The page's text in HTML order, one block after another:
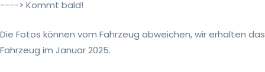
----> Kommt bald!
Die Fotos können vom Fahrzeug abweichen, wir erhalten das
Fahrzeug im Januar 2025.